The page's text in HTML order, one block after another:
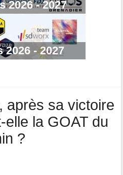
L'insatiable Tadej Pogacar...
pro trois jeunes de sa formation
chez une armada du WorldTour
2026 - 2027
2026 - 2027
après sa victoire
elle la GOAT du
?